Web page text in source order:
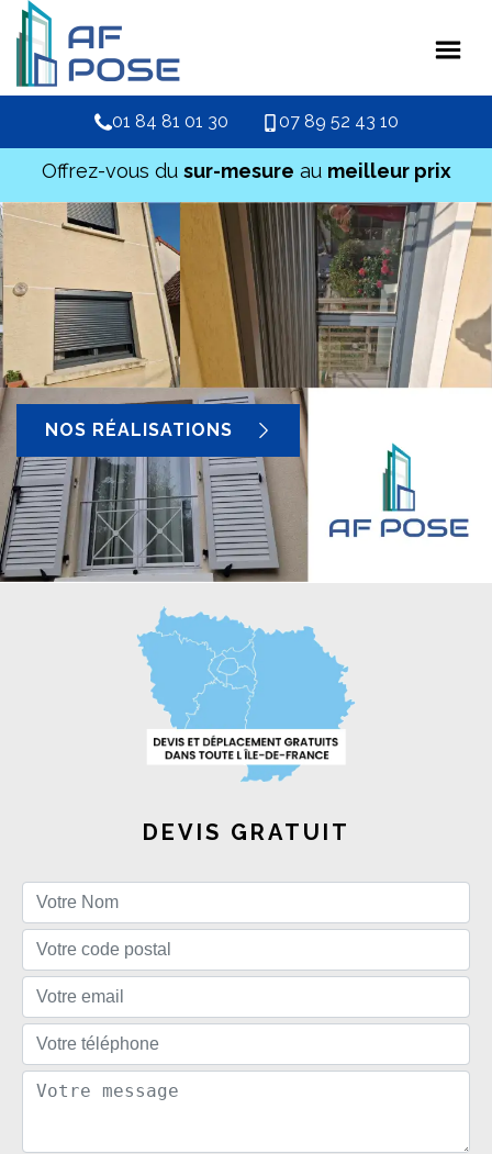
01 84 81 01 30 07 89 52 43 10
Offrez-vous du sur-mesure au meilleur prix
NOS RÉALISATIONS
DEVIS GRATUIT